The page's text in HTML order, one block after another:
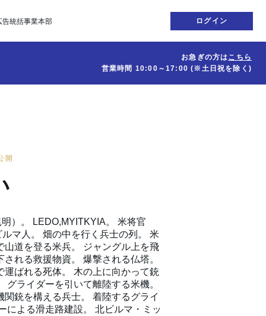
告統括事業本部 ログイン
お急ぎの方はこちら
営業時間 10:00～17:00(※土日祝を除く)
開
）。 LEDO,MYITKYIA。 米将官
ルマ人。 畑の中を行く兵士の列。 米
山道を登る米兵。 ジャングル上を飛
れる救援物資。 爆撃される仏塔。
運ばれる死体。 木の上に向かって銃
グライダーを引いて離陸する米機。
関銃を構える兵士。 着陸するグライ
による滑走路建設。 北ビルマ・ミッ